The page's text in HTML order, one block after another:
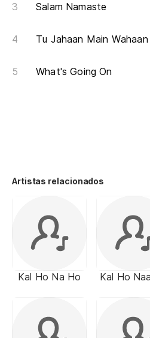
Salam Namaste
Tu Jahaan Main Wahaan
What's Going On
Artistas relacionados
Kal Ho Na Ho Kal Ho